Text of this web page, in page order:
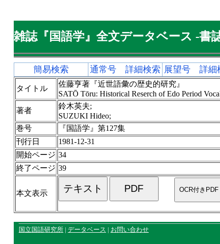
雑誌『国語学』全文データベース -書
簡易検索 通常号 詳細検索 展望号 詳細
タイトル
佐藤亨著『近世語彙の歴史的研究』
SATŌ Tōru: Historical Reserch of Edo Period
著者
鈴木英夫;
SUZUKI Hideo;
巻号
『国語学』第127集
刊行日
1981-12-31
開始ページ 34
終了ページ 39
本文表示
国立国語研究所 | データベース | お問い合わせ